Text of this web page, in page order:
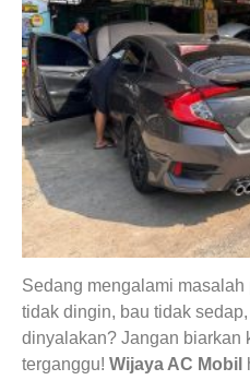
Sedang mengalami
tidak dingin, bau tidak
dinyalakan? Jangan biarkan
terganggu! Wijaya AC Mobil